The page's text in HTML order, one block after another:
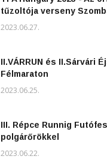
tűzoltója verseny
2023.06.27.
II.VÁRRUN és II.Sárvári
Félmaraton
2023.06.25.
III. Répce Runnig
polgárőrökkel
2023.06.22.